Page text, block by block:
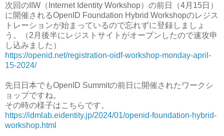
次回のIIW（Internet Identity Workshop）の前日（4月15日）
に開催されるOpenID Foundation Hybrid Workshopのレジス
トレーションが始まっているので忘れずに登録しましょ
う。（2月後半にレジストサイトがオープンしたので速攻申
し込みました）
https://openid.net/registration-oidf-workshop-monday-april-
15-2024/
先日日本でもOpenID Summitの前日に開催されたワークシ
ョップですね。
その時の様子はこちらです。
https://idmlab.eidentity.jp/2024/01/openid-foundation-hybrid-
workshop.html